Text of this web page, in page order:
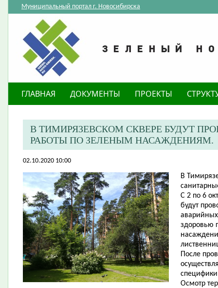
Муниципальный портал г. Новосибирска
ГЛАВНАЯ ДОКУМЕНТЫ ПРОЕКТЫ
​В ТИМИРЯЗЕВСКОМ СКВЕРЕ БУДУТ
РАБОТЫ ПО ЗЕЛЕНЫМ НАСАЖДЕНИЯМ.
02.10.2020 10:00
В
С 2 по 6
будут
здоровью
После
Осмотр